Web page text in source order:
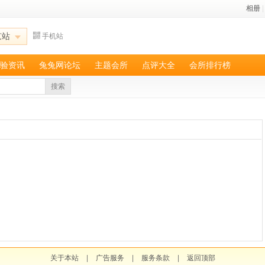
相册
站 手机站
资讯 兔兔网论坛 主题会所 点评大全 会所排行榜
搜索
关于本站 广告服务 服务条款 返回顶部